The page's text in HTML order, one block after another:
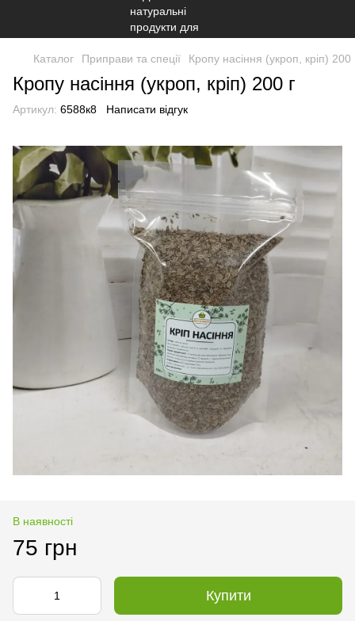
Каталог Приправи та спеції Кропу насіння (укроп, кріп) 200
Кропу насіння (укроп, кріп) 200 г
Артикул: 6588к8 Написати відгук
В наявності
75 грн
Купити